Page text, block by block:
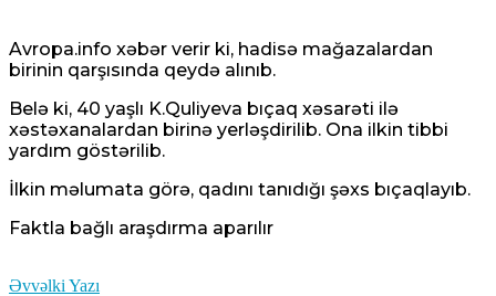
Avropa.info xəbər verir ki, hadisə mağazalardan
birinin qarşısında qeydə alınıb.
Belə ki, 40 yaşlı K.Quliyeva bıçaq xəsarəti ilə
xəstəxanalardan birinə yerləşdirilib. Ona ilkin tibbi
yardım göstərilib.
İlkin məlumata görə, qadını tanıdığı şəxs bıçaqlayıb.
Faktla bağlı araşdırma aparılır
Əvvəlki Yazı